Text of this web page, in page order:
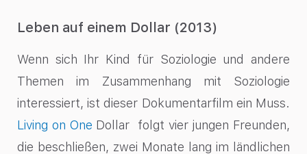
Leben auf einem Dollar (2013)
Wenn sich Ihr Kind für Soziologie und andere
Themen im Zusammenhang mit Soziologie
interessiert, ist dieser Dokumentarfilm ein Muss.
Living on One Dollar folgt vier jungen Freunden,
die beschließen, zwei Monate lang im ländlichen